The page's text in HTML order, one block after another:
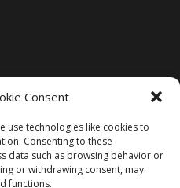
Consent
use technologies like cookies to
Consenting to these
data such as browsing behavior or
or withdrawing consent, may
functions.